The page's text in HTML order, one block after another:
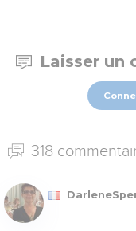
Laisser un
318